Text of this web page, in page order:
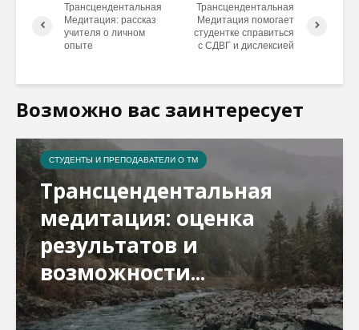
Трансцендентальная
Медитация: рассказ
учителя о личном
опыте
Трансцендентальная
Медитация помогает
студентке справиться
с СДВГ и дислексией
Возможно вас заинтересует
СТУДЕНТЫ И ПРЕПОДАВАТЕЛИ О ТМ
Трансцендентальная
медитация: оценка
результатов и
возможности...